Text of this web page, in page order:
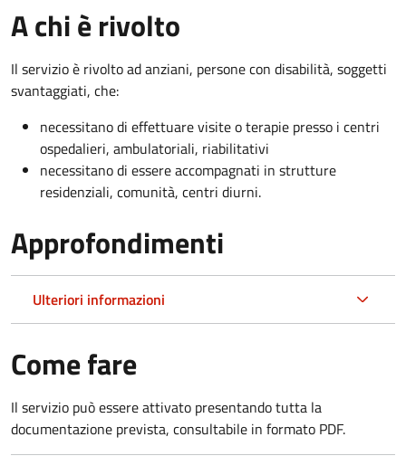
A chi è rivolto
Il servizio è rivolto ad anziani, persone con disabilità, soggetti
svantaggiati, che:
necessitano di effettuare visite o terapie presso i centri
ospedalieri, ambulatoriali, riabilitativi
necessitano di essere accompagnati in strutture
residenziali, comunità, centri diurni.
Approfondimenti
Ulteriori informazioni
Come fare
Il servizio può essere attivato presentando tutta la
documentazione prevista, consultabile in formato PDF.